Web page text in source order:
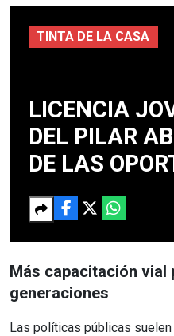
TINTA DE LA CASA
LICENCIA
DEL PILAR
DE LAS
Más capacitación vial
generaciones
Las políticas públicas